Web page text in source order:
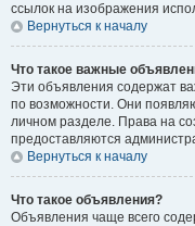
ссылок на изображения
Вернуться к началу
Что такое важные
Эти объявления содержат
по возможности. Они
личном разделе. Права на
предоставляются
Вернуться к началу
Что такое объявления?
Объявления чаще всего